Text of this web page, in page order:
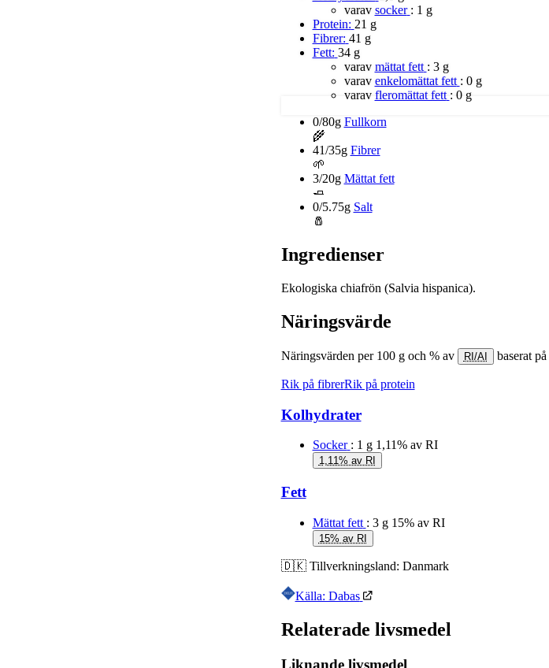
varav socker : 1 g
Protein: 21 g
Fibrer: 41 g
Fett: 34 g
varav mättat fett : 3 g
varav enkelomättat fett : 0 g
varav fleromättat fett : 0 g
0/80g Fullkorn
🌾
41/35g Fibrer
🌱
3/20g Mättat fett
🧈
0/5.75g Salt
🧂
Ingredienser
Ekologiska chiafrön (Salvia hispanica).
Näringsvärde
Näringsvärden per 100 g och % av RI/AI baserat på
Rik på fibrerRik på protein
Kolhydrater
Socker : 1 g 1,11% av RI
1,11% av RI
Fett
Mättat fett : 3 g 15% av RI
15% av RI
🇩🇰 Tillverkningsland: Danmark
Källa: Dabas
Relaterade livsmedel
Liknande livsmedel